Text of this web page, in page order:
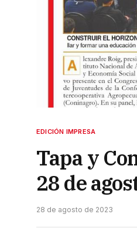
EDICIÓN IMPRESA
Tapa y
28 de
28 de agosto de 2023